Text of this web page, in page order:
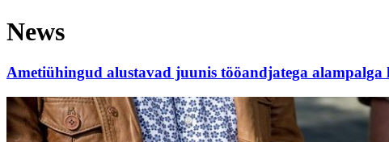
News
Ametiühingud alustavad juunis tööandjatega